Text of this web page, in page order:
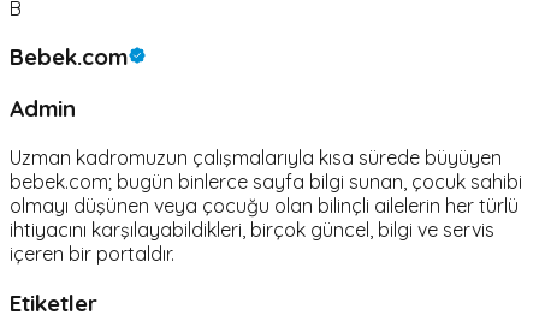
B
Bebek.com
Admin
Uzman kadromuzun çalışmalarıyla kısa sürede büyüyen
bebek.com; bugün binlerce sayfa bilgi sunan, çocuk sahibi
olmayı düşünen veya çocuğu olan bilinçli ailelerin her türlü
ihtiyacını karşılayabildikleri, birçok güncel, bilgi ve servis
içeren bir portaldır.
Etiketler